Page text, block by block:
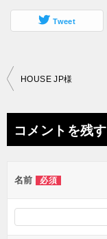
Tweet
投
ビ
ー
シ
HOUSE JP様
コメントを残す
名前 必須